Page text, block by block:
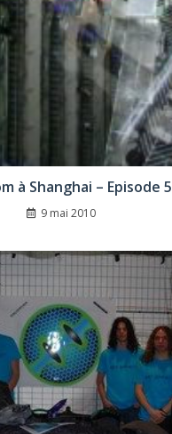
à Shanghai – Episode 5
9 mai 2010